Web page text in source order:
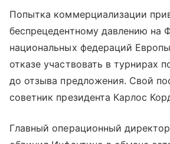
Попытка коммерциализации
беспрецедентному давлению на
национальных федераций
отказе участвовать в турнирах
до отзыва предложения. Свой
советник президента Карлос
Главный операционный